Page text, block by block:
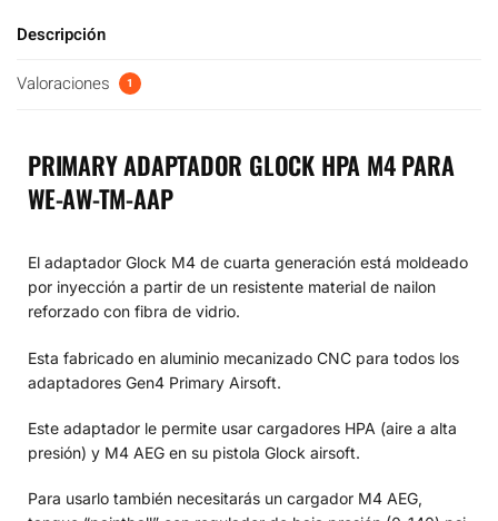
Descripción
Valoraciones 1
PRIMARY ADAPTADOR GLOCK HPA M4 PARA
WE-AW-TM-AAP
El adaptador Glock M4 de cuarta generación está moldeado
por inyección a partir de un resistente material de nailon
reforzado con fibra de vidrio.
Esta fabricado en aluminio mecanizado CNC para todos los
adaptadores Gen4 Primary Airsoft.
Este adaptador le permite usar cargadores HPA (aire a alta
presión) y M4 AEG en su pistola Glock airsoft.
Para usarlo también necesitarás un cargador M4 AEG,